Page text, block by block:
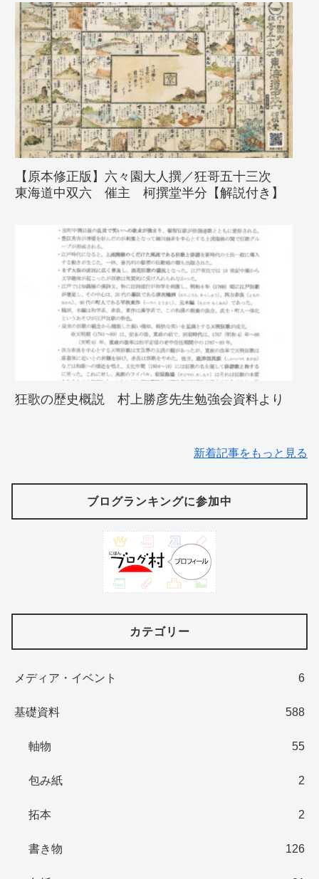
【原本修正版】六々園大人撰／狂哥五十三次
東海道中双六 催主 柯撰堂半分【解説付き】
狂歌の歴史概説 村上勝彦先生勉強会資料より
新着記事をもっと見る
ブログランキングに参加中
カテゴリー
メディア・イベント 6
基礎資料 588
軸物 55
包み紙 2
拓本 2
書き物 126